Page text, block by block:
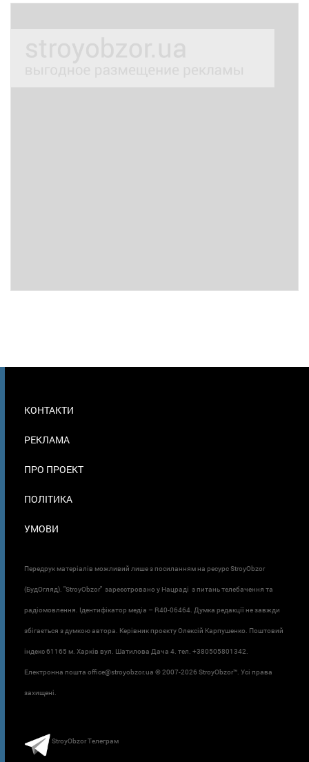
В
КОНТАКТИ
РЕКЛАМА
ПРО ПРОЕКТ
ПОЛІТИКА
УМОВИ
Передрук матеріалів можливий лише з посиланням на ресурс StroyObzor
(БудОгляд). "StroyObzor" зареєстровано у Нацраді з питань телебачення та
радіомовлення. Ідентифікатор медіа – R40-06464. Думка редакції не завжди
збігається з думкою автора. Керівник проєкту Олексій Карпушенко. Поштовий
індекс 61165 м. Харків вул. Шатилова Дача 4. тел. +380505801342.
Електронна пошта office@stroyobzor.ua © 2007-2026 StroyObzor™. Усі права
захищені.
StroyObzor Телеграм